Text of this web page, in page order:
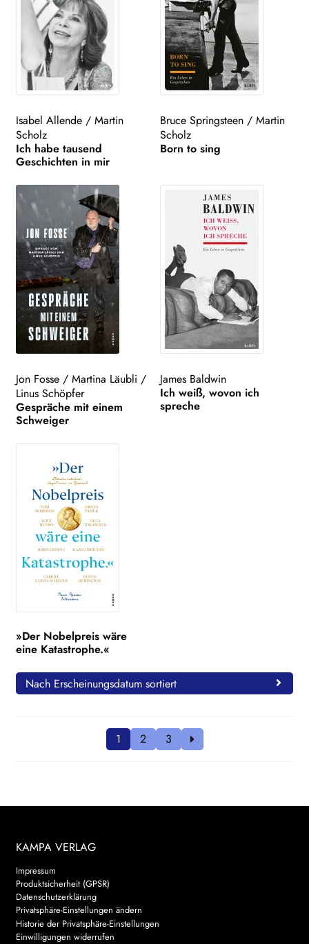
Isabel Allende/ Martin
Scholz
Ich habe tausend
Geschichten in mir
Bruce Springsteen /Martin
Scholz
Born to sing
Jon Fosse/ Martina Läubli /
Linus Schöpfer
Gespräche mit einem
Schweiger
James Baldwin
Ich weiß, wovon ich
spreche
»Der Nobelpreis wäre
eine Katastrophe.«
Nach Erscheinungsdatum sortiert
1 2 3
KAMPA VERLAG
Impressum
Produktsicherheit (GPSR)
Datenschutzerklärung
Privatsphäre-Einstellungen ändern
Historie der Privatsphäre-Einstellungen
Einwilligungen widerrufen